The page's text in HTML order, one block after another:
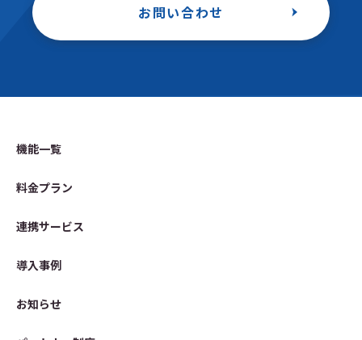
お問い合わせ
機能一覧
料金プラン
連携サービス
導入事例
お知らせ